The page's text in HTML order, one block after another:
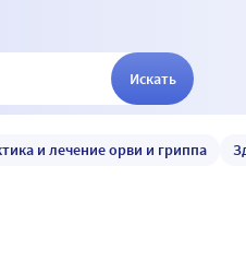
Искать
и лечение орви и гриппа